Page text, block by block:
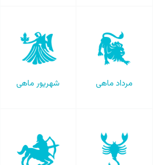
مرداد ماهی شهریور ماهی